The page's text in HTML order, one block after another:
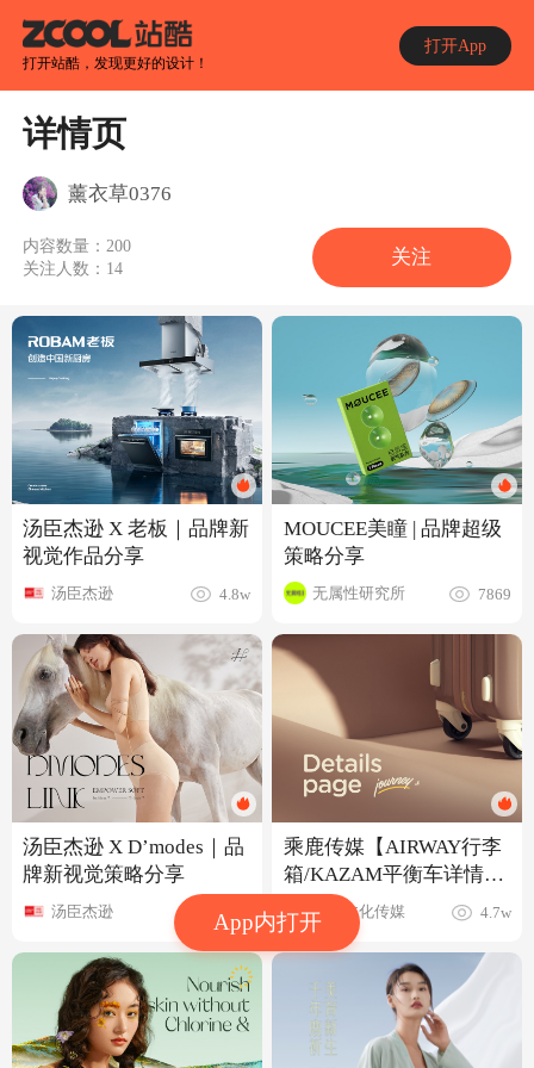
打开站酷，发现更好的设计！
打开App
App内打开
详情页
薰衣草0376
内容数量： 200
关注人数： 14
关注
汤臣杰逊 X 老板｜品牌新
视觉作品分享
汤臣杰逊 4.8w
汤臣杰逊 X D’modes｜品
牌新视觉策略分享
汤臣杰逊 6.5w
MOUCEE美瞳 | 品牌超级
策略分享
无属性研究所 7869
乘鹿传媒【AIRWAY行李
箱/KAZAM平衡车详情
乘鹿文化传媒 4.7w